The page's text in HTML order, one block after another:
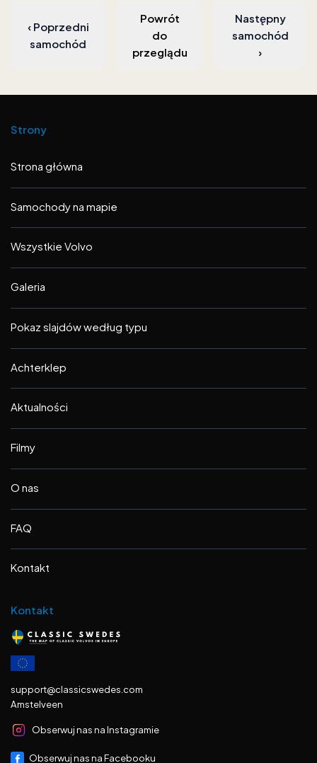
‹ Poprzedni
samochód
Powrót
do
przeglądu
Następny
samochód
›
Strony
Strona główna
Samochody na mapie
Wszystkie Volvo
Galeria
Pokaz slajdów według typu
Achterklep
Aktualności
Filmy
O nas
FAQ
Kontakt
Kontakt
support@classicswedes.com
Amstelveen
Obserwuj nas na Instagramie
Obserwuj nas na Facebooku